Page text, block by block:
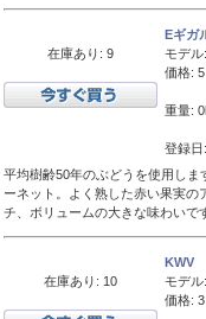
在庫あり: 9
Eギガ
モデル:
価格:
重量:
登録
平均樹齢50年のぶどうを使用し
ーネット。よく熟した赤い果実
チ、ボリュームの大きな味わいで
在庫あり: 10
KWV
モデル:
価格: